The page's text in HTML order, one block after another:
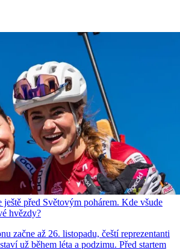
před Světovým pohárem. Kde všude
hvězdy?
začne až 26. listopadu, čeští reprezentanti
už během léta a podzimu. Před startem